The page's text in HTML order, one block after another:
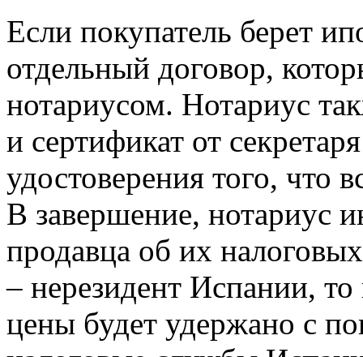
Если покупатель берет
отдельный договор,
нотариусом. Нотариус
и сертификат от
удостоверения того, что
В завершение, нотариус
продавца об их
– нерезидент Испании,
цены будет удержано с